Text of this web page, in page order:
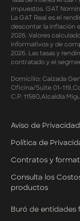
Preferentes
Términos y
AWIN
Pago de Servicios
Marzo 2026
Términos y
Cashback
Términos y
Apartados
Mastercard
Términos y
Términos y
Cuentas
Términos y
impuestos. GAT
La GAT Real es el
descontar la inflación
2026. Valores
informativos y de
2026. Las tasas y
contratado y el
Domicilio: Calzada
Oficina/Suite 01-
C.P. 11580,Alcaldía
Aviso de Privacidad
Política de
Contratos y
Consulta los
productos
Buró de entidades